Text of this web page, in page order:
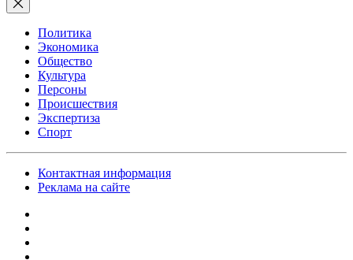
Политика
Экономика
Общество
Культура
Персоны
Происшествия
Экспертиза
Спорт
Контактная информация
Реклама на сайте